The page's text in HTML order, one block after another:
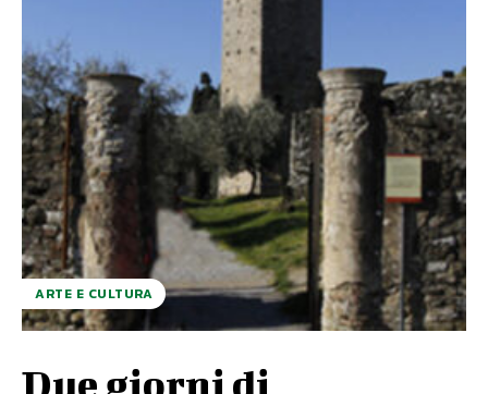
ARTE E CULTURA
Due giorni di